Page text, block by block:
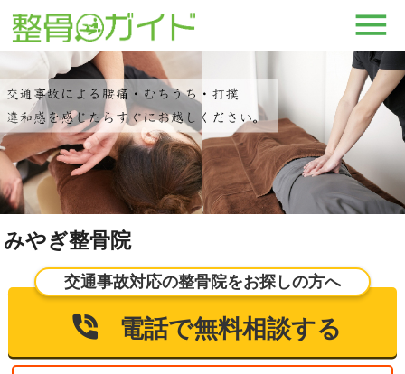
みやぎ整骨院
交通事故対応の整骨院をお探しの方へ
電話で無料相談する